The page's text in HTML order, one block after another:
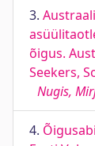
3.
õigus.
Seekers,
Nugis,
4.